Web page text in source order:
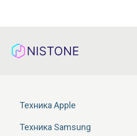
Техника Apple
Техника Samsung